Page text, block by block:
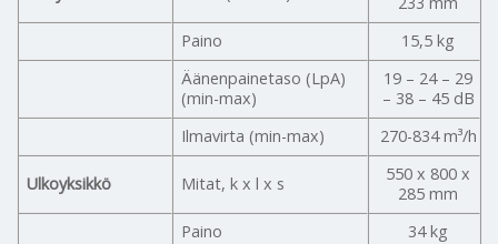
Paino
15,5 kg
Äänenpainetaso (LpA)
(min-max)
19 – 24 – 29
– 38 – 45 dB
Ilmavirta (min-max)
270-834 m³/h
Ulkoyksikkö Mitat, k x l x s
550 x 800 x
285 mm
Paino
34 kg